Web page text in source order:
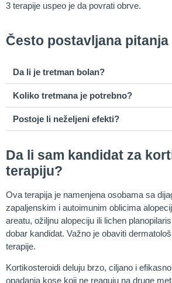
3 terapije uspeo je da povrati obrve.
Često postavljana pitanja
Da li je tretman bolan?
Koliko tretmana je potrebno?
Postoje li neželjeni efekti?
Da li sam kandidat za
terapiju?
Ova terapija je namenjena osobama sa
zapaljenskim i autoimunim oblicima
areatu, ožiljnu alopeciju ili lichen
dobar kandidat. Važno je obaviti
terapije.
Kortikosteroidi deluju brzo, ciljano i
opadanja kose koji ne reaguju na druge